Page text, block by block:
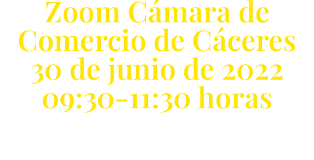
Zoom Cámara de
Comercio de Cáceres
30 de junio de 2022
09:30-11:30 horas